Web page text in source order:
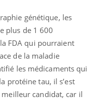
génétique, les
plus de 1 600
FDA qui pourraient
de la maladie
les médicaments qui
protéine tau, il s’est
candidat, car il